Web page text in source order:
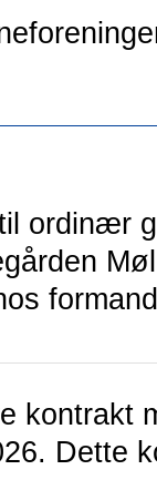
ordinær
kontrakt
Dette